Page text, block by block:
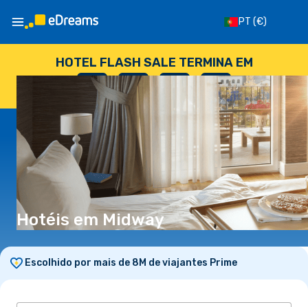
PT (€)
HOTEL FLASH SALE TERMINA EM
--
DIAS
: --
HORAS
: --
SEGUNDOS
Hotéis em Midway
Escolhido por mais de 8M de viajantes Prime